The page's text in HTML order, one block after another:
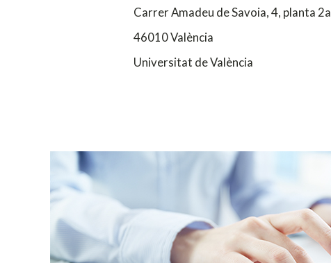
Carrer Amadeu de Savoia, 4, planta 2a
46010 València
Universitat de València